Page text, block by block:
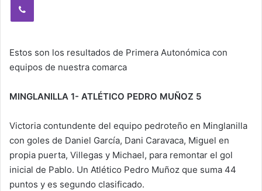
Estos son los resultados de Primera Autonómica con
equipos de nuestra comarca
MINGLANILLA 1- ATLÉTICO PEDRO MUÑOZ 5
Victoria contundente del equipo pedroteño en Minglanilla
con goles de Daniel García, Dani Caravaca, Miguel en
propia puerta, Villegas y Michael, para remontar el gol
inicial de Pablo. Un Atlético Pedro Muñoz que suma 44
puntos y es segundo clasificado.